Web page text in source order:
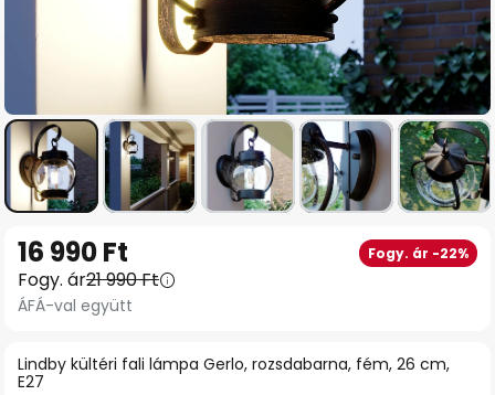
képgaléria
elejére
Lindby kültéri fali lámpa Gerlo, rozsdabarna, fém, 26 cm,
E27
16 990 Ft Fogy. ár -22%
Fogy. ár21 990 Ft
ÁFÁ-val együtt